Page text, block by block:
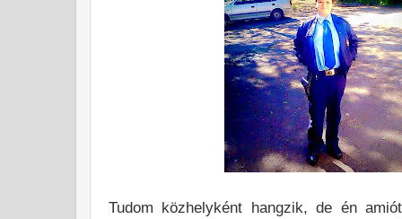
Tudom közhelyként hangzik, de én